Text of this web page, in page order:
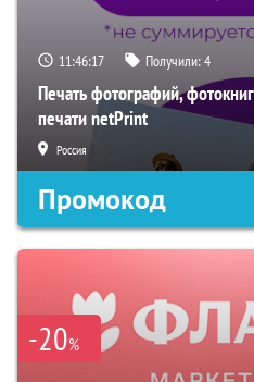
11:46:17 Получили:4
Печать фотографий,
печати netPrint
Россия
Промокод
-20%